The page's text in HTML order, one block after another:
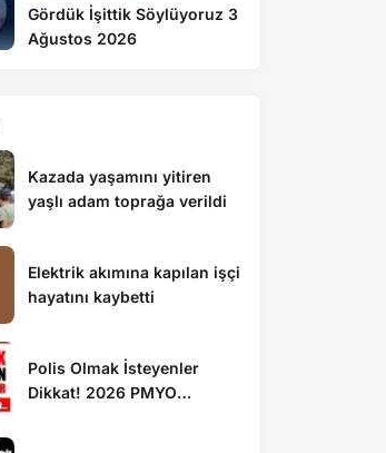
Gördük İşittik Söylüyoruz 3
Ağustos 2026
Kazada yaşamını yitiren
yaşlı adam toprağa verildi
Elektrik akımına kapılan işçi
hayatını kaybetti
Polis Olmak İsteyenler
Dikkat! 2026 PMYO